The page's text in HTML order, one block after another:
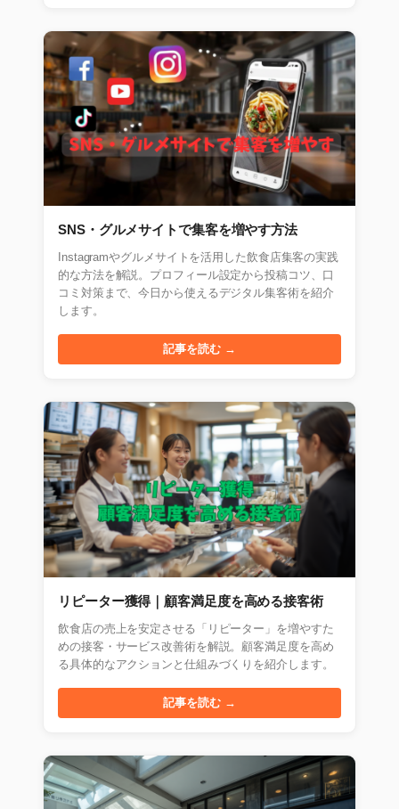
SNS・グルメサイトで集客を増やす方法
Instagramやグルメサイトを活用した飲食店集客の実践
的な方法を解説。プロフィール設定から投稿コツ、口
コミ対策まで、今日から使えるデジタル集客術を紹介
します。
記事を読む →
リピーター獲得｜顧客満足度を高める接客術
飲食店の売上を安定させる「リピーター」を増やすた
めの接客・サービス改善術を解説。顧客満足度を高め
る具体的なアクションと仕組みづくりを紹介します。
記事を読む →